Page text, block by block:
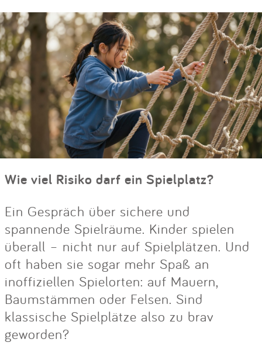
Wie viel Risiko darf ein Spielplatz?
Ein Gespräch über sichere und
spannende Spielräume. Kinder spielen
überall – nicht nur auf Spielplätzen. Und
oft haben sie sogar mehr Spaß an
inoffiziellen Spielorten: auf Mauern,
Baumstämmen oder Felsen. Sind
klassische Spielplätze also zu brav
geworden?